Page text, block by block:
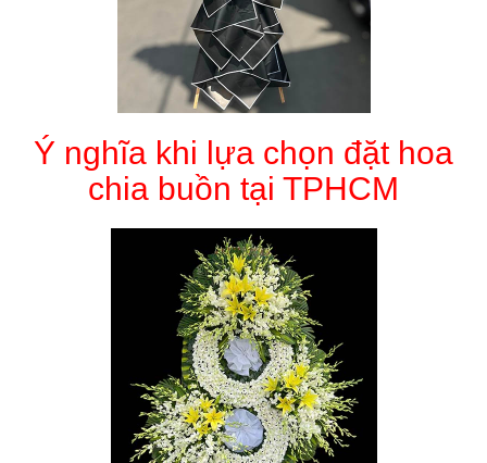
Ý nghĩa khi lựa chọn đặt hoa
chia buồn tại TPHCM